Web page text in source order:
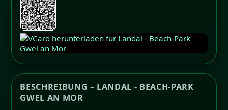
BESCHREIBUNG – LANDAL - BEACH-PARK
GWEL AN MOR